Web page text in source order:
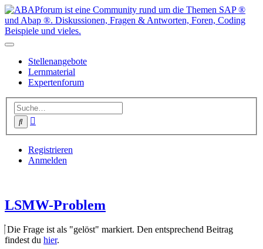
Stellenangebote
Lernmaterial
Expertenforum
Suche
Registrieren
Anmelden
LSMW-Problem
Die Frage ist als "gelöst" markiert. Den entsprechend Beitrag
findest du hier.